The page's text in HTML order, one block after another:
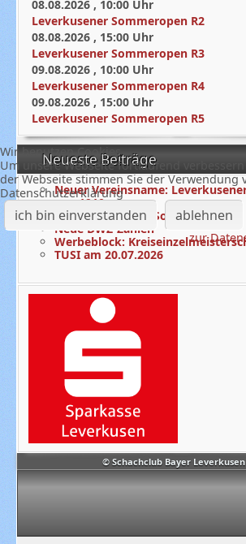
© Schachclub Bayer Leverkusen
08.08.2026 , 10:00 Uhr
Leverkusener Sommeropen R2
08.08.2026 , 15:00 Uhr
Leverkusener Sommeropen R3
09.08.2026 , 10:00 Uhr
Leverkusener Sommeropen R4
09.08.2026 , 15:00 Uhr
Leverkusener Sommeropen R5
Neueste Beiträge
Neuer Vereinsname:
von 1910
3. Runde Offenes Sommerloch
Neue DWZ-Zahlen
Werbeblock:
TUSI am 20.07.2026
Wir benutzen Cookies
Um unsere Webseite fortlaufend
der Webseite stimmen Sie der
Datenschutzerklärung
ich bin einverstanden ablehnen
zur